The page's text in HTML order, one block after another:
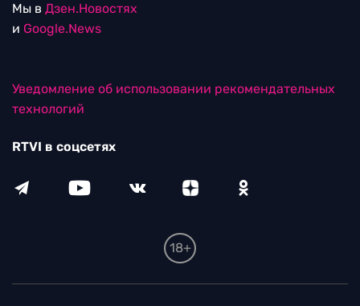
Мы в Дзен.Новостях
и Google.News
Уведомление об использовании рекомендательных
технологий
RTVI в соцсетях
18+